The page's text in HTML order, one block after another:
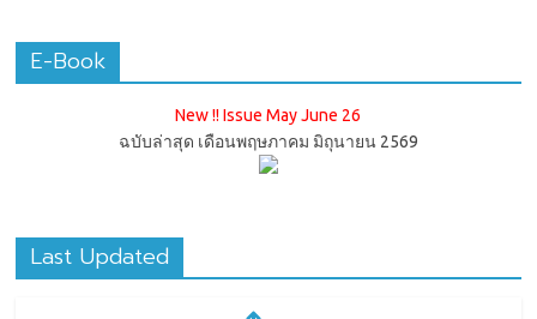
E-Book
New !! Issue May June 26
ฉบับล่าสุด เดือนพฤษภาคม มิถุนายน 2569
Last Updated